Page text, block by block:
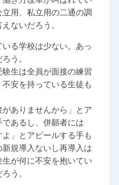
用、私立用の二通の調
ないだろう。
る学校は少ない。あっ
う。
生は全員が面接の練習
安を持っている生徒も
ありませんから」とア
あるし、併願者には
よ」とアピールする手も
規導入ないし再導入は
が何に不安を抱いてい
う。